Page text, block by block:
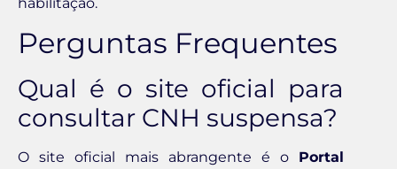
Perguntas Frequentes
Qual é o site oficial para
consultar CNH suspensa?
O site oficial mais abrangente é o Portal